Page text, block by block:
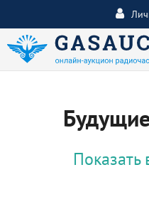
Показать